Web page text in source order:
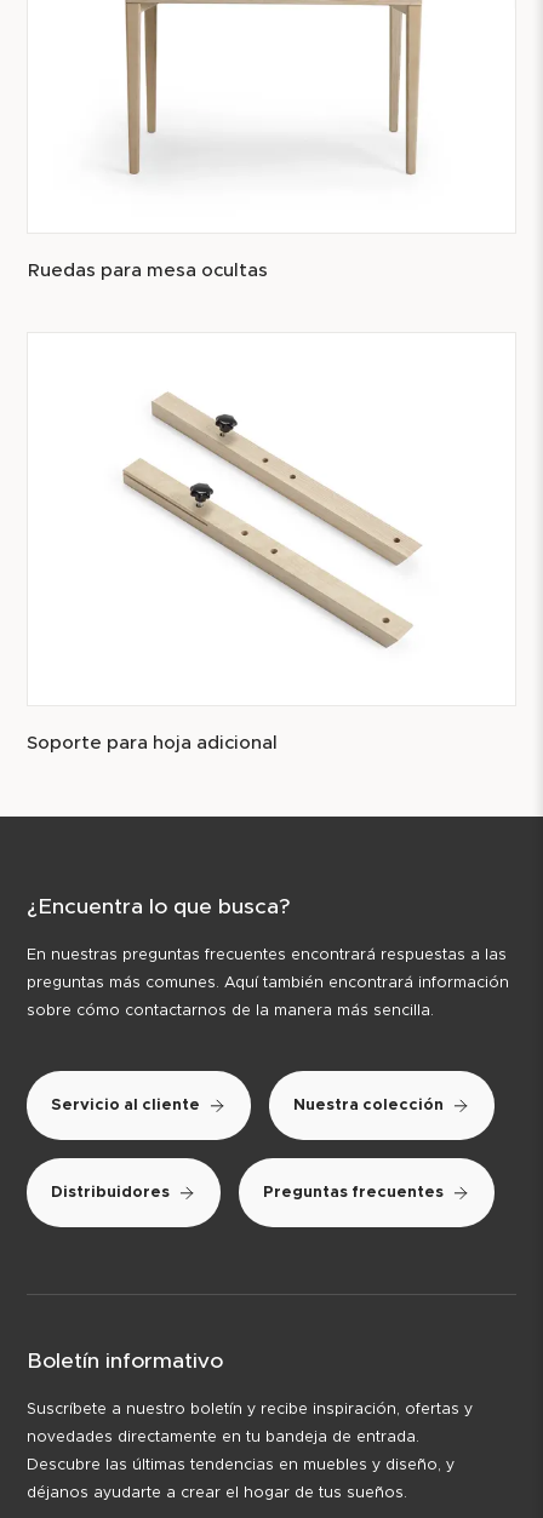
Ruedas para mesa ocultas
Soporte para hoja adicional
¿Encuentra lo que busca?
En nuestras preguntas frecuentes encontrará respuestas a las
preguntas más comunes. Aquí también encontrará información
sobre cómo contactarnos de la manera más sencilla.
Servicio al cliente Nuestra colección
Distribuidores Preguntas frecuentes
Boletín informativo
Suscríbete a nuestro boletín y recibe inspiración, ofertas y
novedades directamente en tu bandeja de entrada.
Descubre las últimas tendencias en muebles y diseño, y
déjanos ayudarte a crear el hogar de tus sueños.